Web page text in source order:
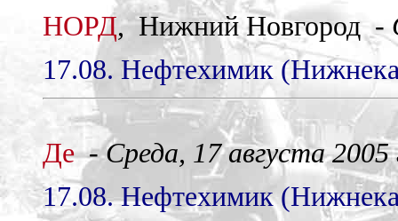
НОРД, Нижний Новгород -
17.08. Нефтехимик
Де-Среда, 17 августа
17.08. Нефтехимик